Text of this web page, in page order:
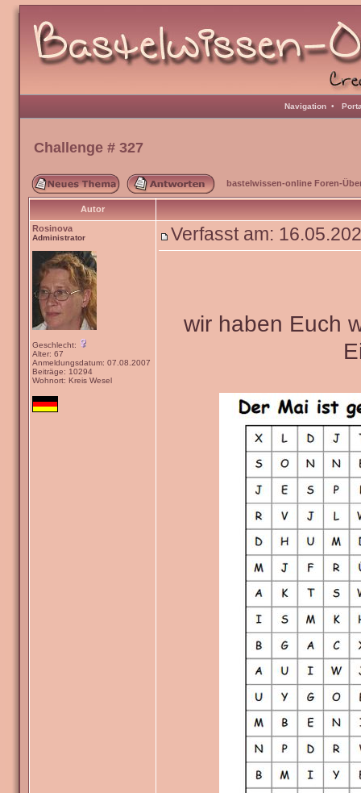
Navigation •
Challenge # 327
bastelwissen-online Foren-
Autor
Rosinova
Administrator
Geschlecht:
Alter: 67
Anmeldungsdatum: 07.08.2007
Beiträge: 10294
Wohnort: Kreis Wesel
Verfasst am:
wir haben Euch